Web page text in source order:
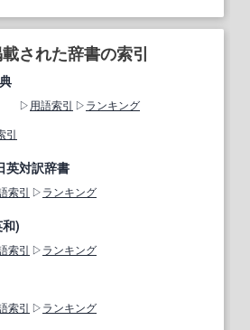
された辞書の索引
用語索引
ランキング
引
英対訳辞書
索引 ランキング
)
索引 ランキング
索引 ランキング